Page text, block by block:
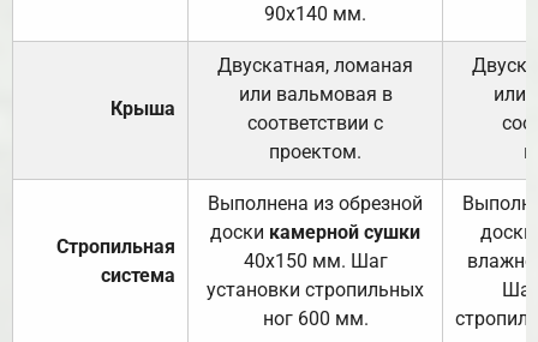
90х140 мм.
Крыша
Двускатная, ломаная
или вальмовая в
соответствии с
проектом.
или
Стропильная
система
Выполнена из обрезной
доски камерной сушки
40х150 мм. Шаг
установки стропильных
ног 600 мм.
доски